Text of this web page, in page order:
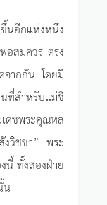
นอีกแห่งหนึ่ง
อสมควร ตรง
ากกัน โดยมี
ที่สำหรับแม่ชี
ดชพระคุณหล
วิชชา” พระ
นี้ ทั้งสองฝ่าย
น